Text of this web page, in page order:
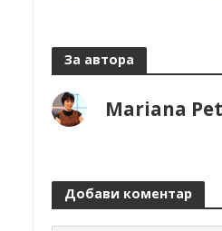
За автора
Mariana
Добави коментар